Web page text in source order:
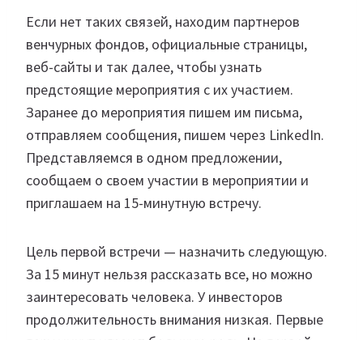
Если нет таких связей, находим партнеров
венчурных фондов, официальные страницы,
веб-сайты и так далее, чтобы узнать
предстоящие мероприятия с их участием.
Заранее до мероприятия пишем им письма,
отправляем сообщения, пишем через LinkedIn.
Представляемся в одном предложении,
сообщаем о своем участии в мероприятии и
приглашаем на 15-минутную встречу.
Цель первой встречи — назначить следующую.
За 15 минут нельзя рассказать все, но можно
заинтересовать человека. У инвесторов
продолжительность внимания низкая. Первые